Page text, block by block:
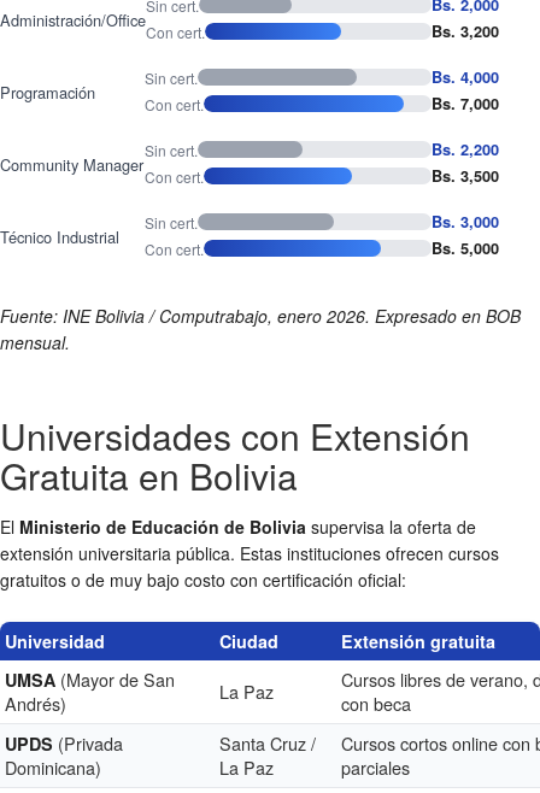
Administración/Office
Sin cert. Bs. 2,000
Con cert. Bs. 3,200
Programación
Sin cert. Bs. 4,000
Con cert. Bs. 7,000
Community Manager
Sin cert. Bs. 2,200
Con cert. Bs. 3,500
Técnico Industrial
Sin cert. Bs. 3,000
Con cert. Bs. 5,000
Fuente: INE Bolivia / Computrabajo, enero 2026. Expresado en BOB
mensual.
Universidades con Extensión
Gratuita en Bolivia
El Ministerio de Educación de Bolivia supervisa la oferta de
extensión universitaria pública. Estas instituciones ofrecen cursos
gratuitos o de muy bajo costo con certificación oficial:
Universidad Ciudad
Extensión gratuita
UMSA (Mayor de San
Andrés)
La Paz
Cursos libres de verano,
con beca
UPDS (Privada
Dominicana)
Santa Cruz /
La Paz
Cursos cortos online con
parciales